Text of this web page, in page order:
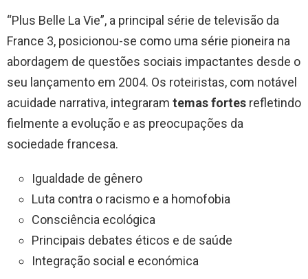
“Plus Belle La Vie”, a principal série de televisão da
France 3, posicionou-se como uma série pioneira na
abordagem de questões sociais impactantes desde o
seu lançamento em 2004. Os roteiristas, com notável
acuidade narrativa, integraram temas fortes refletindo
fielmente a evolução e as preocupações da
sociedade francesa.
Igualdade de gênero
Luta contra o racismo e a homofobia
Consciência ecológica
Principais debates éticos e de saúde
Integração social e económica